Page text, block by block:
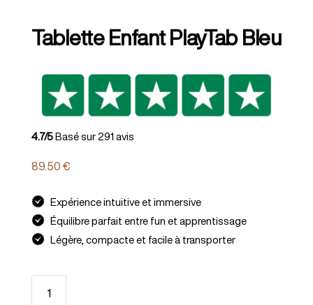
Tablette Enfant PlayTab Bleu
4.7/5Basé sur 291 avis
89.50€
Expérience intuitive et immersive
Équilibre parfait entre fun et apprentissage
Légère, compacte et facile à transporter